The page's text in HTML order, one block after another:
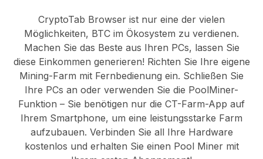
CryptoTab Browser ist nur eine der vielen
Möglichkeiten, BTC im Ökosystem zu verdienen.
Machen Sie das Beste aus Ihren PCs, lassen Sie
diese Einkommen generieren! Richten Sie Ihre eigene
Mining-Farm mit Fernbedienung ein. Schließen Sie
Ihre PCs an oder verwenden Sie die PoolMiner-
Funktion – Sie benötigen nur die CT-Farm-App auf
Ihrem Smartphone, um eine leistungsstarke Farm
aufzubauen. Verbinden Sie all Ihre Hardware
kostenlos und erhalten Sie einen Pool Minermit